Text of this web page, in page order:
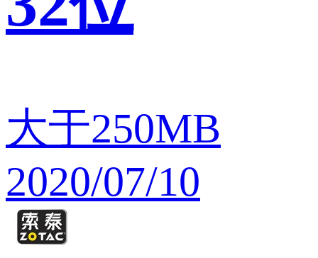
大于250MB
2020/07/10